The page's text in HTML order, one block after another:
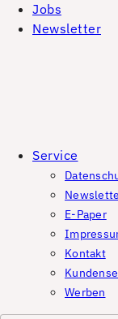
Jobs
Newsletter
Service
E-Paper
Kontakt
Werben